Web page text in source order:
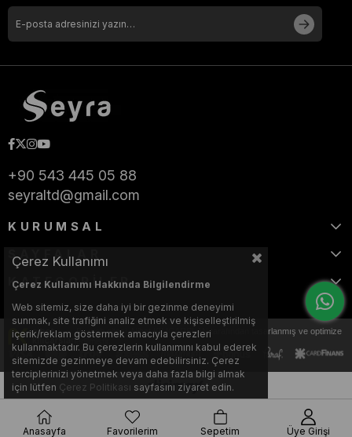
+90 543 445 05 88
seyraltd@gmail.com
KURUMSAL
SAYFALAR
KATEGORİLER
Bu web sitesi, Nihat KILIÇARSLAN tarafından tasarlanmış ve optimize
edilmiştir.
Çerez Kullanımı
Çerez Kullanımı Hakkında Bilgilendirme
Web sitemiz, size daha iyi bir gezinme deneyimi
sunmak, site trafiğini analiz etmek ve kişiselleştirilmiş
içerik/reklam göstermek amacıyla çerezleri
kullanmaktadır. Bu çerezlerin kullanımını kabul ederek
sitemizde gezinmeye devam edebilirsiniz. Çerez
terciplerinizi yönetmek veya daha fazla bilgi almak
için lütfen Çerez Politikası sayfasını ziyaret edin.
Anasayfa Favorilerim Sepetim Üye Girişi